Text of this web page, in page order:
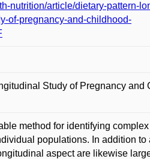
nutrition/article/dietary-pattern-
of-pregnancy-and-childhood-
Study of Pregnancy and
method for identifying
populations. In addition to
aspect are likewise